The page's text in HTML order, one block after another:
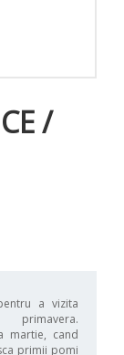
/
a vizita
martie, cand
primii pomi